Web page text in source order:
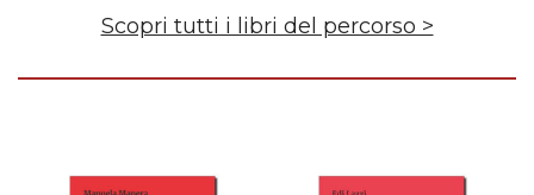
Scopri tutti i libri del percorso >